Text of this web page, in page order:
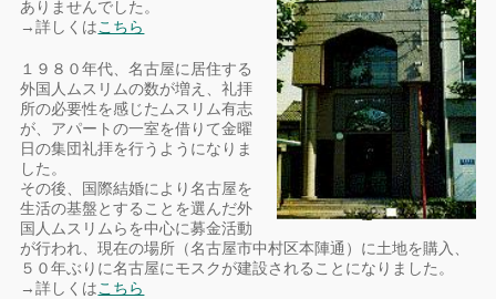
ありませんでした。
→詳しくはこちら
１９８０年代、名古屋に居住する
外国人ムスリムの数が増え、礼拝
所の必要性を感じたムスリム有志
が、アパートの一室を借りて金曜
日の集団礼拝を行うようになりま
した。
その後、国際結婚により名古屋を
生活の基盤とすることを選んだ外
国人ムスリムらを中心に募金活動
が行われ、現在の場所（名古屋市中村区本陣通）に土地を購入、
５０年ぶりに名古屋にモスクが建設されることになりました。
→詳しくはこちら